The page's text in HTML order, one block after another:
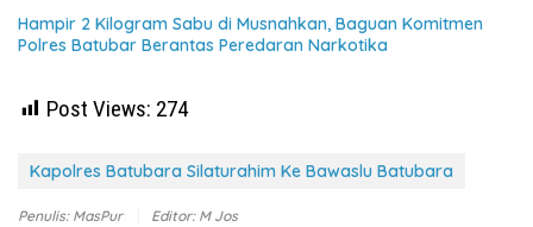
Hampir 2 Kilogram Sabu di Musnahkan, Baguan Komitmen
Polres Batubar Berantas Peredaran Narkotika
Post Views: 274
Kapolres Batubara Silaturahim Ke Bawaslu Batubara
Penulis: MasPur Editor: M Jos